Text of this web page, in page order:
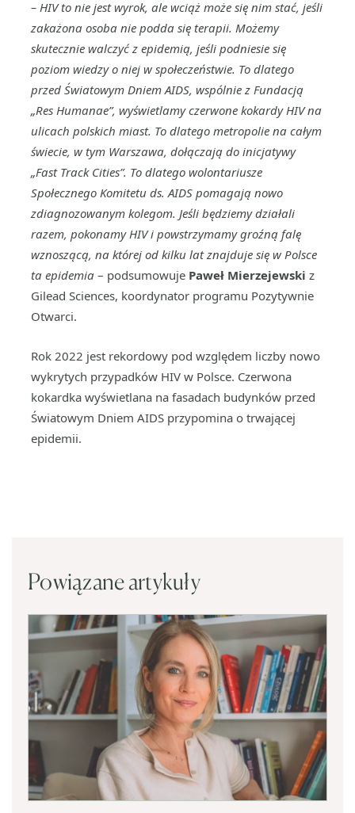
– HIV to nie jest wyrok, ale wciąż może się nim stać, jeśli
zakażona osoba nie podda się terapii. Możemy
skutecznie walczyć z epidemią, jeśli podniesie się
poziom wiedzy o niej w społeczeństwie. To dlatego
przed Światowym Dniem AIDS, wspólnie z Fundacją
„Res Humanae”, wyświetlamy czerwone kokardy HIV na
ulicach polskich miast. To dlatego metropolie na całym
świecie, w tym Warszawa, dołączają do inicjatywy
„Fast Track Cities”. To dlatego wolontariusze
Społecznego Komitetu ds. AIDS pomagają nowo
zdiagnozowanym kolegom. Jeśli będziemy działali
razem, pokonamy HIV i powstrzymamy groźną falę
wznoszącą, na której od kilku lat znajduje się w Polsce
ta epidemia – podsumowuje Paweł Mierzejewski z
Gilead Sciences, koordynator programu Pozytywnie
Otwarci.
Rok 2022 jest rekordowy pod względem liczby nowo
wykrytych przypadków HIV w Polsce. Czerwona
kokardka wyświetlana na fasadach budynków przed
Światowym Dniem AIDS przypomina o trwającej
epidemii.
Powiązane artykuły